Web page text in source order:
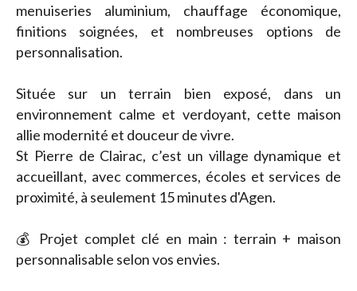
menuiseries aluminium, chauffage économique,
finitions soignées, et nombreuses options de
personnalisation.
Située sur un terrain bien exposé, dans un
environnement calme et verdoyant, cette maison
allie modernité et douceur de vivre.
St Pierre de Clairac, c’est un village dynamique et
accueillant, avec commerces, écoles et services de
proximité, à seulement 15 minutes d'Agen.
💰 Projet complet clé en main : terrain + maison
personnalisable selon vos envies.